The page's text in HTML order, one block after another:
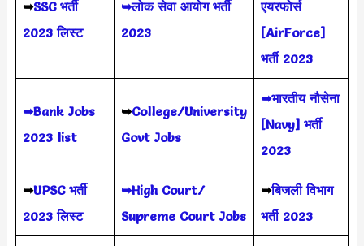
➥SSC भर्ती
2023 लिस्ट
➥लोक सेवा आयोग भर्ती
2023
एयरफोर्स
[AirForce]
भर्ती 2023
➥Bank Jobs
2023 list
➥College/University
Govt Jobs
➥भारतीय नौसेना
[Navy] भर्ती
2023
➥UPSC भर्ती
2023 लिस्ट
➥High Court/
Supreme Court Jobs
➥बिजली विभाग
भर्ती 2023